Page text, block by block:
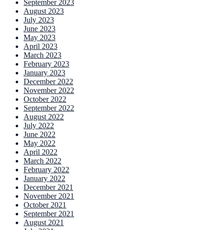
September 2023
August 2023
July 2023
June 2023
May 2023
April 2023
March 2023
February 2023
January 2023
December 2022
November 2022
October 2022
September 2022
August 2022
July 2022
June 2022
May 2022
April 2022
March 2022
February 2022
January 2022
December 2021
November 2021
October 2021
September 2021
August 2021